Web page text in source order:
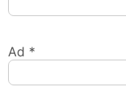
Ad *